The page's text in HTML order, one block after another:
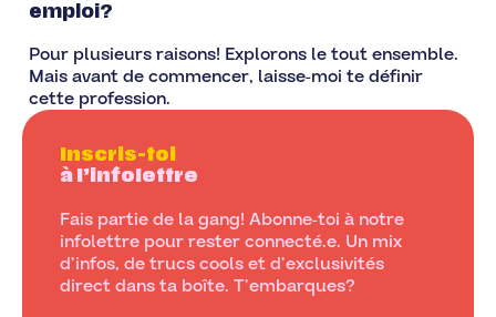
emploi?
Pour plusieurs raisons! Explorons le tout ensemble.
Mais avant de commencer, laisse-moi te définir
cette profession.
Inscris-toi
à l’infolettre
Fais partie de la gang! Abonne-toi à notre
infolettre pour rester connecté.e. Un mix
d’infos, de trucs cools et d’exclusivités
direct dans ta boîte. T’embarques?